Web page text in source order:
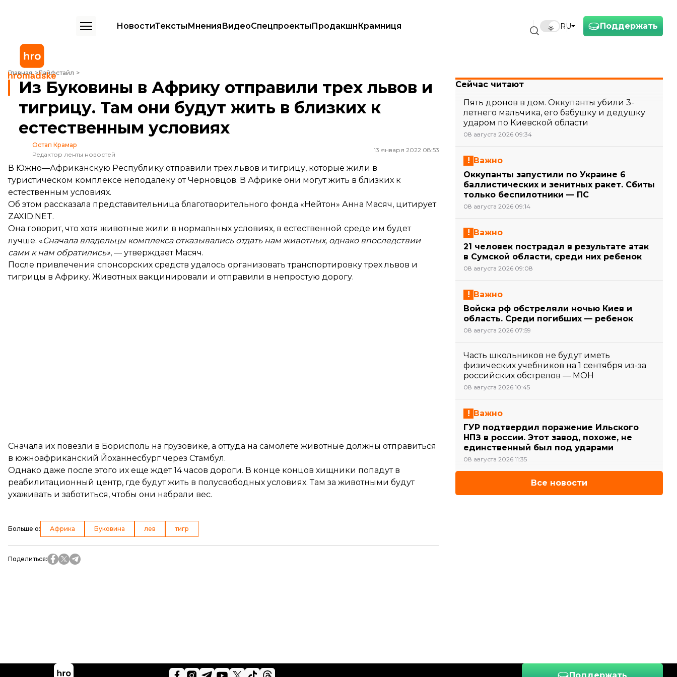
Поддержать
RU
НовостиТекстыМненияВидеоСпецпроектыПродакшнКрамниця
Главная Лайфстайл
Из Буковины в Африку отправили трех львов и тигрицу. Там они будут жить в близких к естественным условиях
Из Буковины в Африку отправили трех львов и
тигрицу. Там они будут жить в близких к
естественным условиях
Остап Крамар
Редактор ленты новостей
13 января 2022 08:53
В Южно—Африканскую Республику отправили трех львов и тигрицу, которые жили в
туристическом комплексе неподалеку от Черновцов. В Африке они могут жить в близких к
естественным условиях.
Об этом рассказала представительница благотворительного фонда «Нейтон» Анна Масяч, цитирует
ZAXID.NET.
Она говорит, что хотя животные жили в нормальных условиях, в естественной среде им будет
лучше. «Сначала владельцы комплекса отказывались отдать нам животных, однако впоследствии
сами к нам обратились», — утверждает Масяч.
После привлечения спонсорских средств удалось организовать транспортировку трех львов и
тигрицы в Африку. Животных вакцинировали и отправили в непростую дорогу.
Сначала их повезли в Борисполь на грузовике, а оттуда на самолете животные должны отправиться
в южноафриканский Йоханнесбург через Стамбул.
Однако даже после этого их еще ждет 14 часов дороги. В конце концов хищники попадут в
реабилитационный центр, где будут жить в полусвободных условиях. Там за животными будут
ухаживать и заботиться, чтобы они набрали вес.
Больше о: Африка Буковина лев тигр
Поделиться:
Сейчас читают
Пять дронов в дом. Оккупанты убили 3-
летнего мальчика, его бабушку и дедушку
ударом по Киевской области
08 августа 2026 09:34
Важно
Оккупанты запустили по Украине 6
баллистических и зенитных ракет. Сбиты
только беспилотники — ПС
08 августа 2026 09:14
Важно
21 человек пострадал в результате атак
в Сумской области, среди них ребенок
08 августа 2026 09:08
Важно
Войска рф обстреляли ночью Киев и
область. Среди погибших — ребенок
08 августа 2026 07:59
Часть школьников не будут иметь
физических учебников на 1 сентября из-за
российских обстрелов — МОН
08 августа 2026 10:45
Важно
ГУР подтвердил поражение Ильского
НПЗ в россии. Этот завод, похоже, не
единственный был под ударами
08 августа 2026 11:35
Все новости